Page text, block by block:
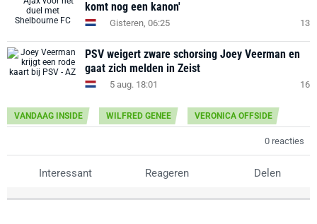
komt nog een kanon'
Gisteren, 06:25 13
PSV weigert zware schorsing Joey Veerman en
gaat zich melden in Zeist
5 aug. 18:01 16
VANDAAG INSIDE WILFRED GENEE VERONICA OFFSIDE
0 reacties
Interessant Reageren Delen